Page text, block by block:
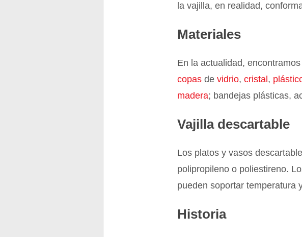
la vajilla, en realidad,
Materiales
En la actualidad,
copas devidrio,cristal ,
madera; bandejas plásticas,
Vajilla descartable
Los platos y vasos
polipropileno o poliestireno.
pueden soportar temperatura
Historia